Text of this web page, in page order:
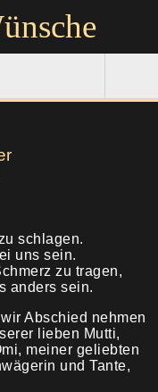
schlagen.
uns sein.
zu tragen,
anders sein.
Abschied nehmen
lieben Mutti,
meiner geliebten
und Tante,